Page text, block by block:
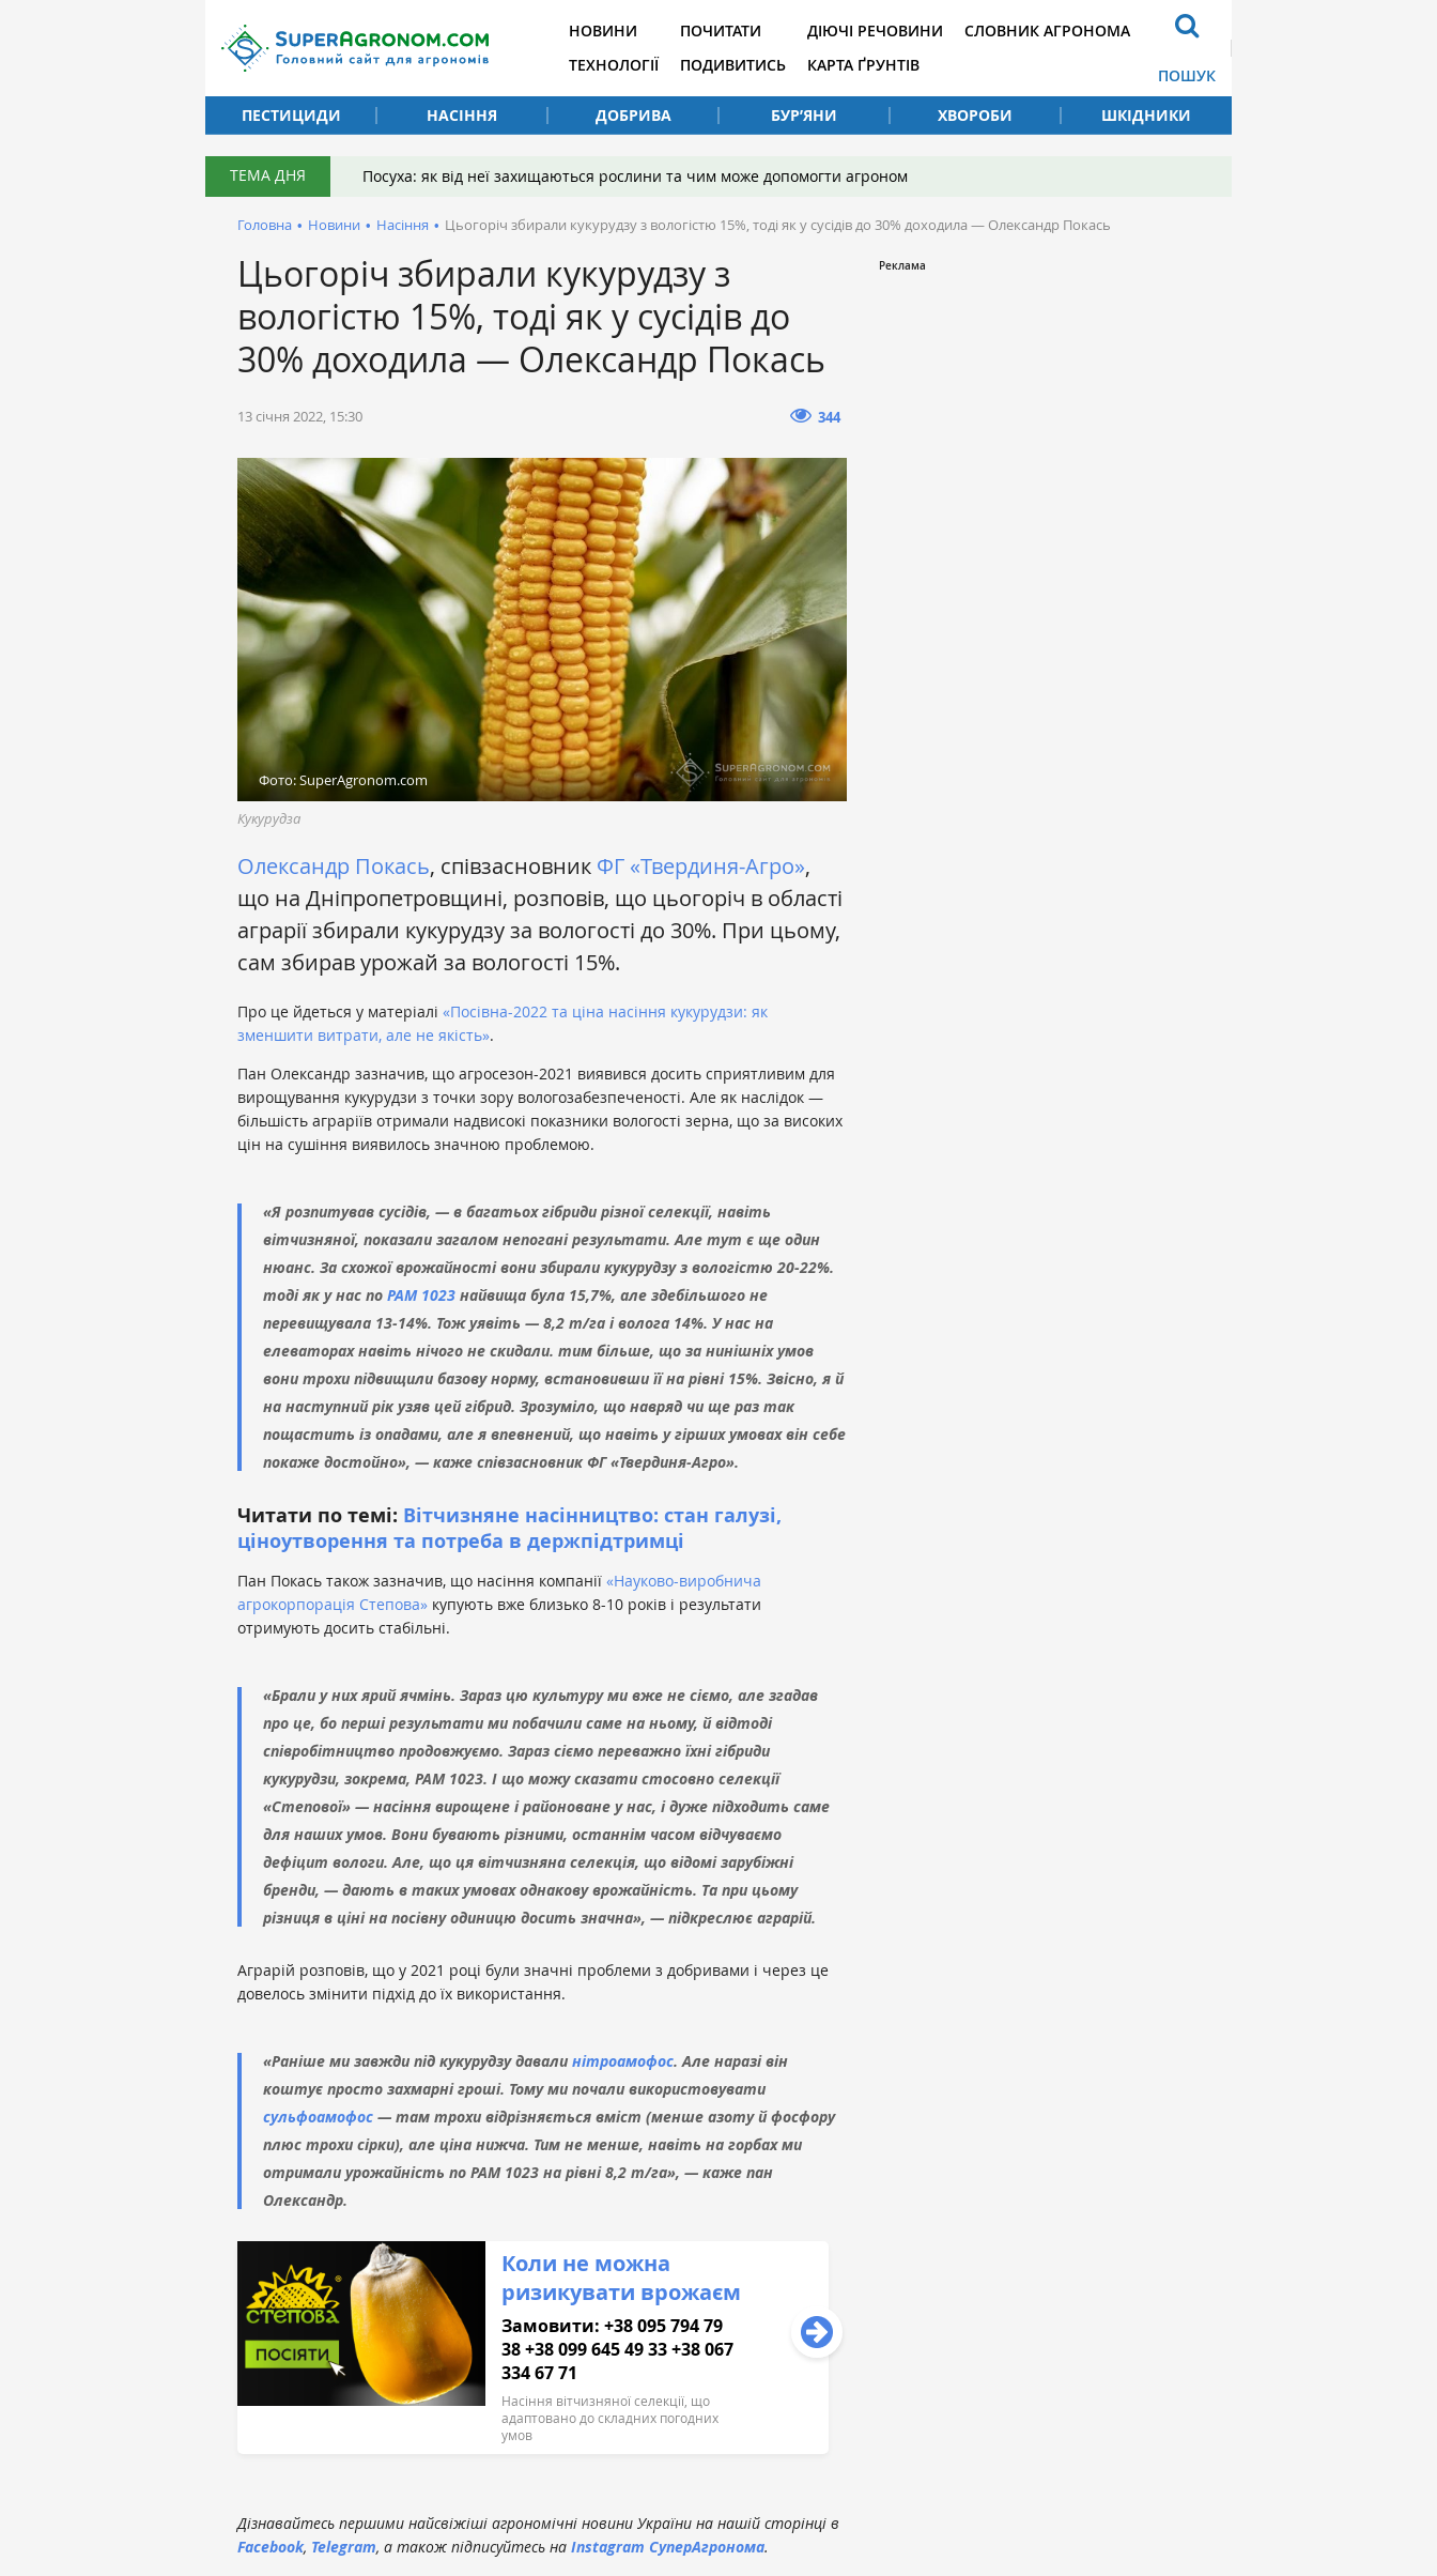
НОВИНИ
ТЕХНОЛОГІЇ
ПОЧИТАТИ
ПОДИВИТИСЬ
ДІЮЧІ РЕЧОВИНИ
КАРТА ҐРУНТІВ
СЛОВНИК АГРОНОМА
ПОШУК
ПЕСТИЦИДИ
НАСІННЯ ДОБРИВА БУР’ЯНИ ХВОРОБИ ШКІДНИКИ
ТЕМА ДНЯ Посуха: як від неї захищаються рослини та чим може допомогти агроном
Головна • Новини • Насіння • Цьогоріч збирали кукурудзу з вологістю 15%, тоді як у сусідів до 30% доходила — Олександр Покась
Цьогоріч збирали кукурудзу з
вологістю 15%, тоді як у сусідів до
30% доходила — Олександр Покась
13 січня 2022, 15:30 344
Фото: SuperAgronom.com
Кукурудза
Олександр Покась, співзасновник ФГ «Твердиня-Агро»,
що на Дніпропетровщині, розповів, що цьогоріч в області
аграрії збирали кукурудзу за вологості до 30%. При цьому,
сам збирав урожай за вологості 15%.
Про це йдеться у матеріалі «Посівна-2022 та ціна насіння кукурудзи: як
зменшити витрати, але не якість».
Пан Олександр зазначив, що агросезон-2021 виявився досить сприятливим для
вирощування кукурудзи з точки зору вологозабезпеченості. Але як наслідок —
більшість аграріїв отримали надвисокі показники вологості зерна, що за високих
цін на сушіння виявилось значною проблемою.
«Я розпитував сусідів, — в багатьох гібриди різної селекції, навіть
вітчизняної, показали загалом непогані результати. Але тут є ще один
нюанс. За схожої врожайності вони збирали кукурудзу з вологістю 20-22%.
тоді як у нас по РАМ 1023 найвища була 15,7%, але здебільшого не
перевищувала 13-14%. Тож уявіть — 8,2 т/га і волога 14%. У нас на
елеваторах навіть нічого не скидали. тим більше, що за нинішніх умов
вони трохи підвищили базову норму, встановивши її на рівні 15%. Звісно, я й
на наступний рік узяв цей гібрид. Зрозуміло, що навряд чи ще раз так
пощастить із опадами, але я впевнений, що навіть у гірших умовах він себе
покаже достойно», — каже співзасновник ФГ «Твердиня-Агро».
Читати по темі: Вітчизняне насінництво: стан галузі,
ціноутворення та потреба в держпідтримці
Пан Покась також зазначив, що насіння компанії «Науково-виробнича
агрокорпорація Степова» купують вже близько 8-10 років і результати
отримують досить стабільні.
«Брали у них ярий ячмінь. Зараз цю культуру ми вже не сіємо, але згадав
про це, бо перші результати ми побачили саме на ньому, й відтоді
співробітництво продовжуємо. Зараз сіємо переважно їхні гібриди
кукурудзи, зокрема, РАМ 1023. І що можу сказати стосовно селекції
«Степової» — насіння вирощене і районоване у нас, і дуже підходить саме
для наших умов. Вони бувають різними, останнім часом відчуваємо
дефіцит вологи. Але, що ця вітчизняна селекція, що відомі зарубіжні
бренди, — дають в таких умовах однакову врожайність. Та при цьому
різниця в ціні на посівну одиницю досить значна», — підкреслює аграрій.
Аграрій розповів, що у 2021 році були значні проблеми з добривами і через це
довелось змінити підхід до їх використання.
«Раніше ми завжди під кукурудзу давали нітроамофос. Але наразі він
коштує просто захмарні гроші. Тому ми почали використовувати
сульфоамофос — там трохи відрізняється вміст (менше азоту й фосфору
плюс трохи сірки), але ціна нижча. Тим не менше, навіть на горбах ми
отримали урожайність по РАМ 1023 на рівні 8,2 т/га», — каже пан
Олександр.
Коли не можна
ризикувати врожаєм
Замовити: +38 095 794 79
38 +38 099 645 49 33 +38 067
334 67 71
Насіння вітчизняної селекції, що
адаптовано до складних погодних
умов
Дізнавайтесь першими найсвіжіші агрономічні новини України на нашій сторінці в
Facebook, Telegram, а також підписуйтесь на Instagram СуперАгронома.